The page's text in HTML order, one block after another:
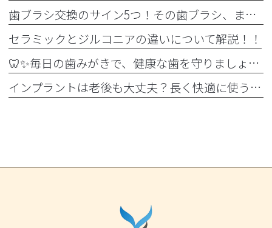
歯ブラシ交換のサイン5つ！その歯ブラシ、まだ使っていませんか？🪥
セラミックとジルコニアの違いについて解説！！
🦷✨毎日の歯みがきで、健康な歯を守りましょう✨🪥
インプラントは老後も大丈夫？長く快適に使うためのポイントと知っておきたい注意点を詳しく解説